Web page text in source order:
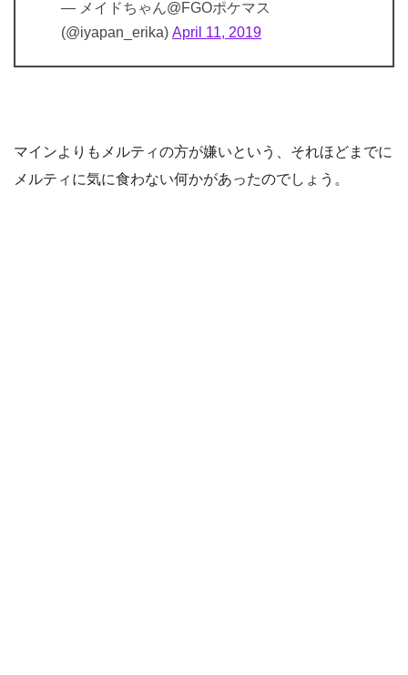
— メイドちゃん@FGOポケマス
(@iyapan_erika) April 11, 2019
マインよりもメルティの方が嫌いという、それほどまでに
メルティに気に食わない何かがあったのでしょう。